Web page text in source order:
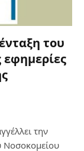
του
εφημερίες
την
Νοσοκομείου